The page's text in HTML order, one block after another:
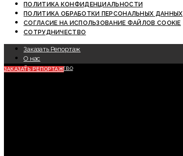
ПОЛИТИКА КОНФИДЕНЦИАЛЬНОСТИ
ПОЛИТИКА ОБРАБОТКИ ПЕРСОНАЛЬНЫХ ДАННЫХ
СОГЛАСИЕ НА ИСПОЛЬЗОВАНИЕ ФАЙЛОВ COOKIE
СОТРУДНИЧЕСТВО
Заказать Репортаж
О нас
Сотрудничество
ЗАКАЗАТЬ РЕПОРТАЖ